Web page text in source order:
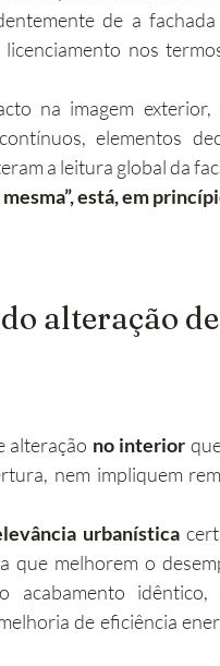
de a
nos
na imagem exterior,
elementos
a leitura global da
está, em
alteração
alteração no interior
nem impliquem
urbanística
que melhorem o
acabamento
de eficiência